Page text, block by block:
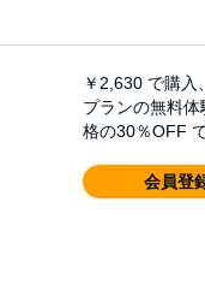
￥2,630 で購入
プランの無料
格の30％OFF
会員登